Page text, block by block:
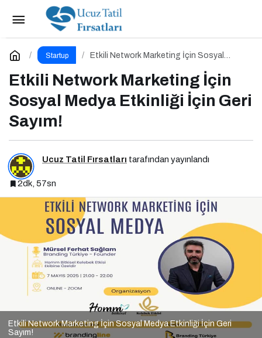
Startup
Etkili Network Marketing İçin Sosyal
Etkili Network Marketing İçin
Sosyal Medya Etkinliği İçin Geri
Sayım!
Ucuz Tatil Fırsatları tarafından yayınlandı
2dk, 57sn
Etkili Network Marketing İçin Sosyal Medya Etkinliği İçin Geri
Sayım!
Butik Oteller İçin Önemli Tavsiyeler: Dijitali
Etkin Kullanın
Yorum Yap